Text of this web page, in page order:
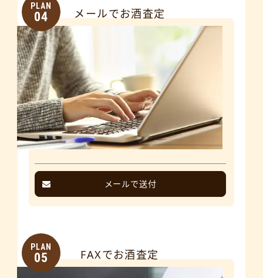
PLAN
04 メールでお酒査定
メールで送付
PLAN
05 FAXでお酒査定